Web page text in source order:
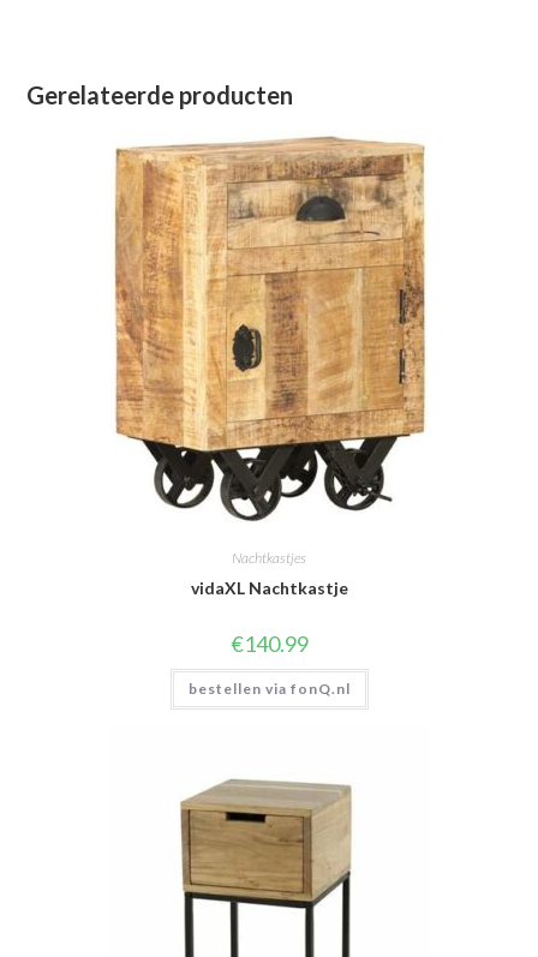
Gerelateerde producten
Nachtkastjes
vidaXL Nachtkastje
€140.99
bestellen via fonQ.nl